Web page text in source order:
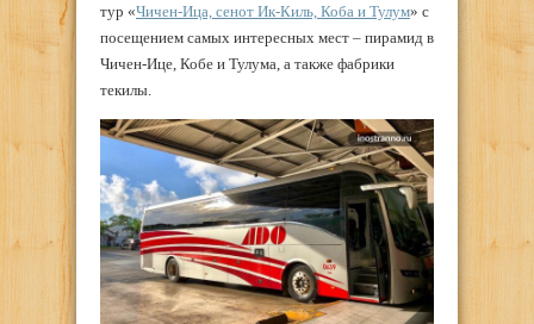
тур «Чичен-Ица, сенот Ик-Киль, Коба и Тулум» с
посещением самых интересных мест – пирамид в
Чичен-Ице, Кобе и Тулума, а также фабрики
текилы.